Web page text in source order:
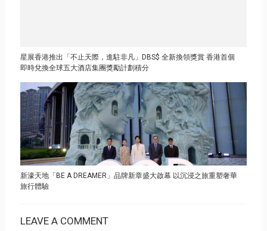
星展香港推出「不止天際，進駐非凡」DBS$ 全新換領獎賞 香港首個
即時兌換全球五大酒店集團獎勵計劃積分
新濠天地「BE A DREAMER」品牌新章盛大啟幕 以沉浸之旅重塑奢華
旅行體驗
LEAVE A COMMENT